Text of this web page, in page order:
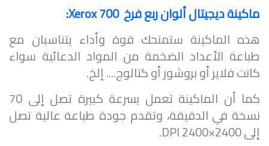
ماكينة ديجيتال ألوان ربع فرخXerox 700
:
هذه الماكينة ستمنحك قوة وأداء يتناسبان مع
طباعة الأعداد الضخمة من المواد الدعائية سواء
كانت فلاير أو بروشور أو كتالوج.... إلخ.
كما أن الماكينة تعمل بسرعة كبيرة تصل إلى 70
نسخة في الدقيقة، وتقدم جودة طباعة عالية تصل
إلى 2400×2400 DPI
.